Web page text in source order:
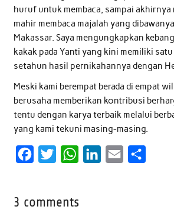
huruf untuk membaca, sampai akhirnya
mahir membaca majalah yang
Makassar. Saya mengungkapkan
kakak pada Yanti yang kini memiliki
setahun hasil pernikahannya dengan
Meski kami berempat berada di empat
berusaha memberikan kontribusi
tentu dengan karya terbaik melalui
yang kami tekuni masing-masing.
e
t
W
t
3 comments